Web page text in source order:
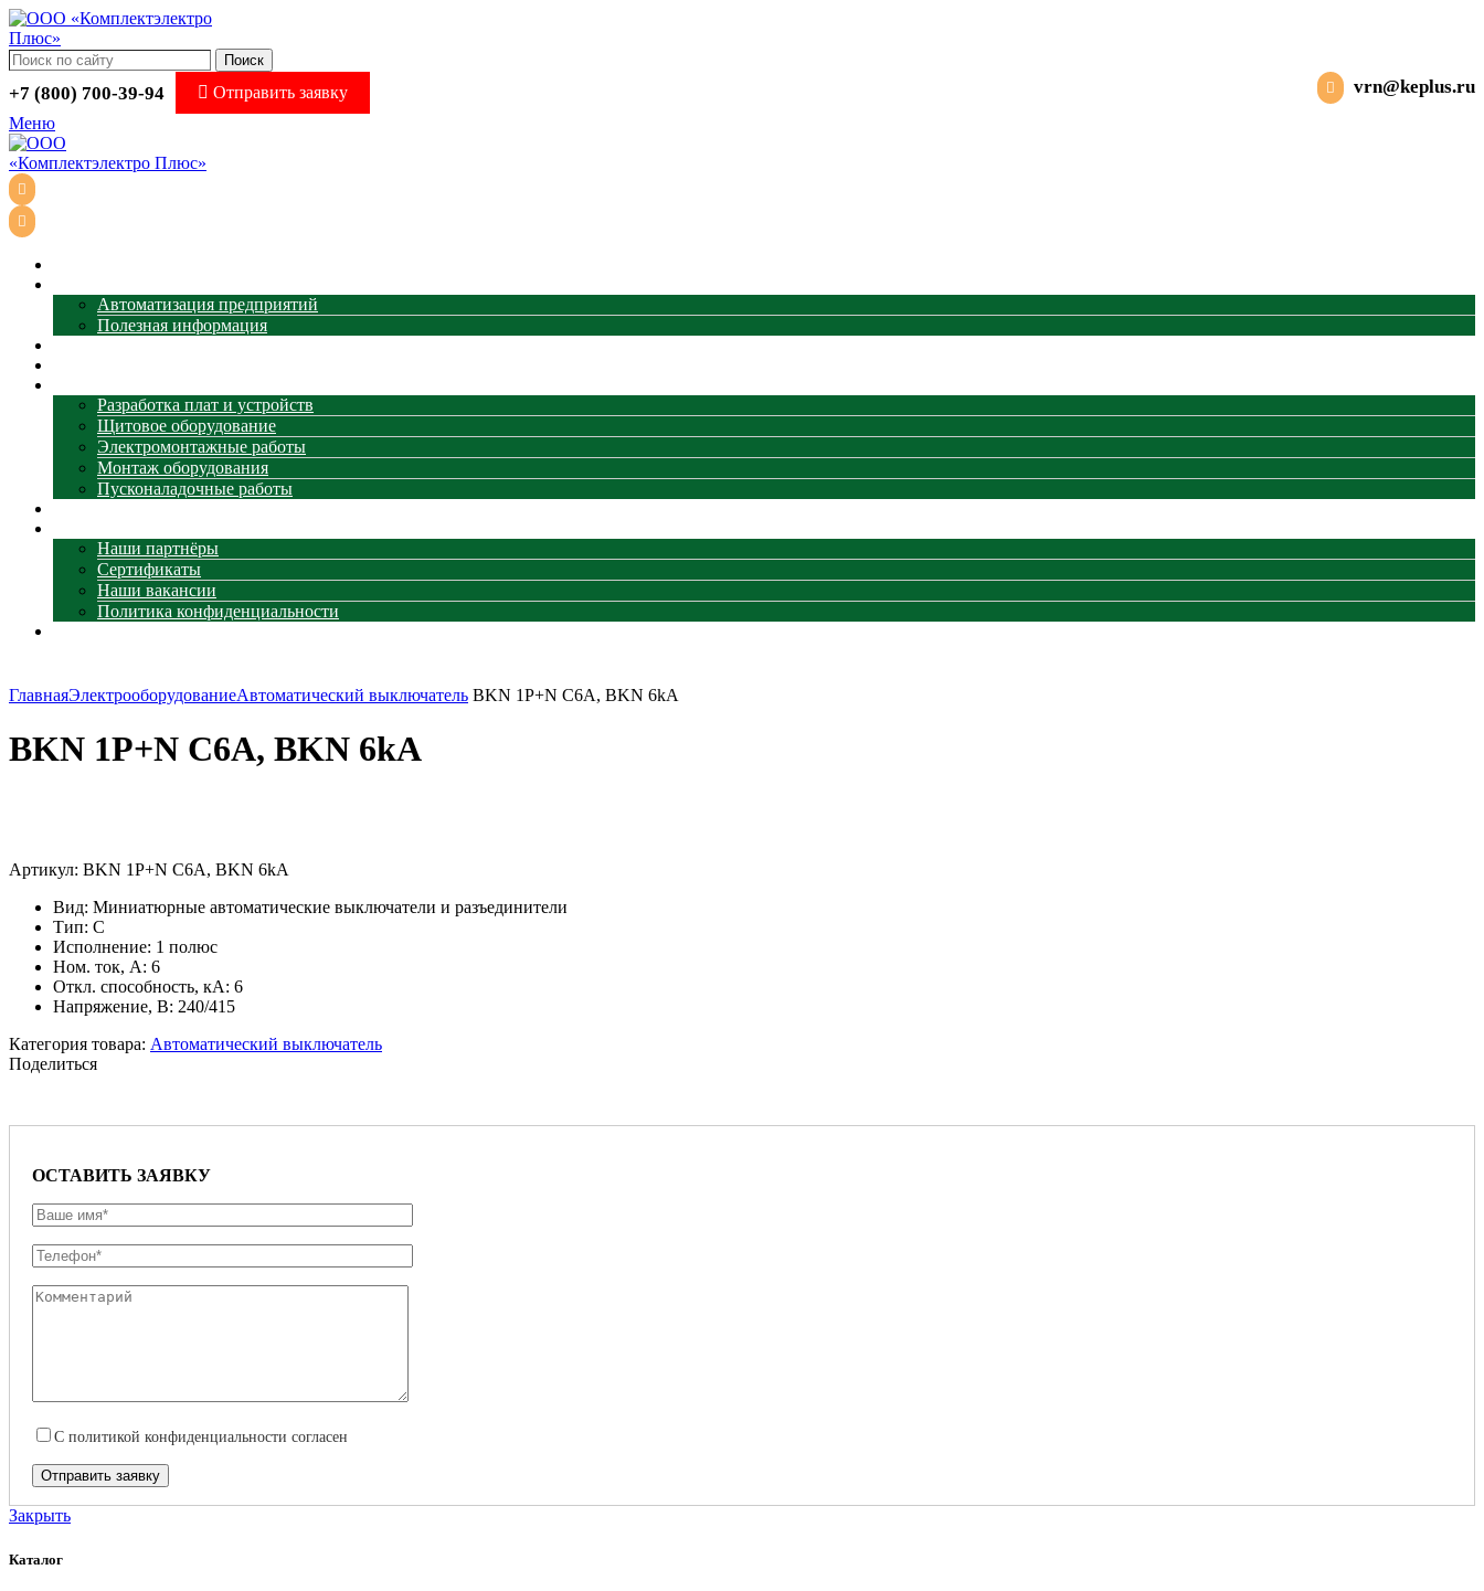
Поиск
vrn@keplus.ru
+7 (800) 700-39-94
Отправить заявку
Меню
Автоматизация предприятий
Полезная информация
Разработка плат и устройств
Щитовое оборудование
Электромонтажные работы
Монтаж оборудования
Пусконаладочные работы
Наши партнёры
Сертификаты
Наши вакансии
Политика конфиденциальности
ГлавнаяЭлектрооборудованиеАвтоматический выключатель BKN 1P+N C6A, BKN 6kA
BKN 1P+N C6A, BKN 6kA
Артикул: BKN 1P+N C6A, BKN 6kA
Вид: Миниатюрные автоматические выключатели и разъединители
Тип: C
Исполнение: 1 полюс
Ном. ток, А: 6
Откл. способность, кА: 6
Напряжение, В: 240/415
Категория товара: Автоматический выключатель
Поделиться
ОСТАВИТЬ ЗАЯВКУ
С политикой конфиденциальности согласен
Закрыть
Каталог